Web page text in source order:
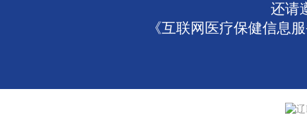
还请
《互联网医疗保健信息
辽